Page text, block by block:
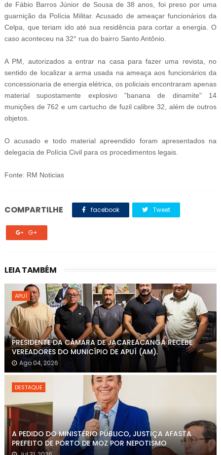
de Fábio Barros Júnior de Sousa de 38 anos, foi preso por uma
guarnição da Polícia Militar. Acusado de ameaçar funcionários da
Celpa, que teriam ido até sua residência para cortar a energia. O
caso aconteceu na 32° rua do bairro Santo Antônio.
A PM, autorizados a entrar na casa para fazer uma revista, no
sentido de localizar a arma usada na ameaça aos funcionários da
concessionaria de energia elétrica, os policiais encontraram apenas
material supostamente explosivo "banana de dinamite" 14
munições de 762 e um cartucho de fuzil calibre 32, além de outros
objetos.
O acusado e todo material apreendido foram apresentados na
delegacia de Polícia Civil para os procedimentos legais.
Fonte: RM Noticias
COMPARTILHE facebook Tweet
G+
LEIA TAMBÉM
APUÍ
PRESIDENTE DA CÂMARA DE JACAREACANGA RECEBE
VEREADORES DO MUNICÍPIO DE APUÍ (AM).
Ago 04, 2026
DESTAQUE
A PEDIDO DO MINISTÉRIO PÚBLICO, JUSTIÇA AFASTA
PREFEITO DE PORTO DE MOZ POR NEPOTISMO